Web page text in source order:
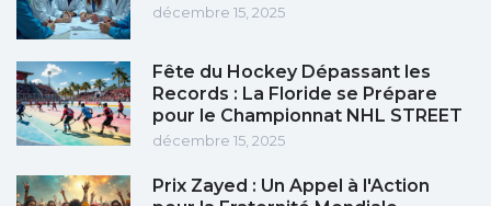
décembre 15, 2025
Fête du Hockey Dépassant les
Records : La Floride se Prépare
pour le Championnat NHL STREET
décembre 15, 2025
Prix Zayed : Un Appel à l'Action